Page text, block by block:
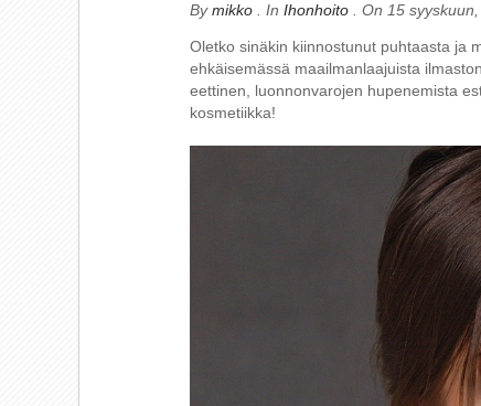
Bymikko . In Ihonhoito . On 15
Oletko sinäkin kiinnostunut puhtaasta ja
ehkäisemässä maailmanlaajuista
eettinen, luonnonvarojen hupenemista
kosmetiikka!